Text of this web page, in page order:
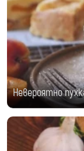
Невероятно